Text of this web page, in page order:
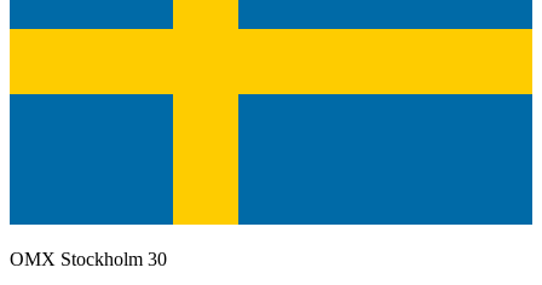
OMX Stockholm 30